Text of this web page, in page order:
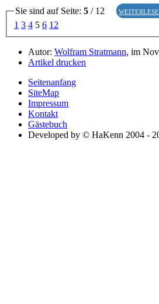
Sie sind auf Seite: 5 / 12
1 3 4 5 6 12
Autor: Wolfram Stratmann, im
Artikel drucken
Seitenanfang
SiteMap
Impressum
Kontakt
Gästebuch
Developed by © HaKenn 2004 -